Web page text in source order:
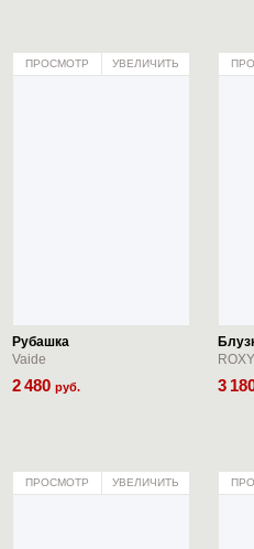
ПРОСМОТР УВЕЛИЧИТЬ
Рубашка
Vaide
2480 руб.
ROXY
3
ПРОСМОТР УВЕЛИЧИТЬ